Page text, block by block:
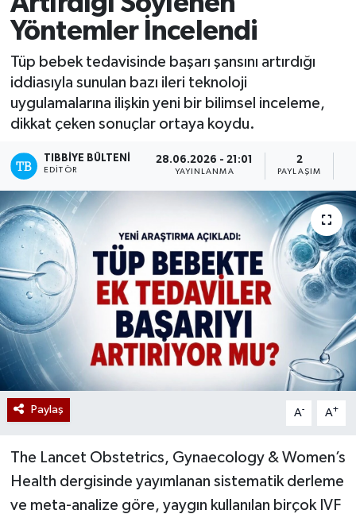
Yöntemler İncelendi
Tüp bebek tedavisinde başarı şansını artırdığı
iddiasıyla sunulan bazı ileri teknoloji
uygulamalarına ilişkin yeni bir bilimsel inceleme,
dikkat çeken sonuçlar ortaya koydu.
TIBBIYE BÜLTENI
EDITÖR
28.06.2026 - 21:01
YAYINLANMA
2
PAYLAŞIM
Paylaş A- A+
The Lancet Obstetrics, Gynaecology & Women’s
Health dergisinde yayımlanan sistematik derleme
ve meta-analize göre, yaygın kullanılan birçok IVF
Mevzuat